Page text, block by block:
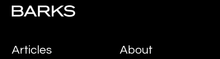
Articles About